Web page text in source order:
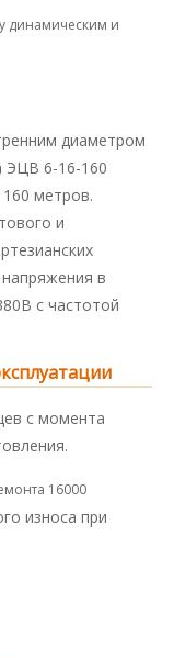
динамическим и
диаметром
ЭЦВ 6-16-160
метров.
и
в
с частотой
с момента
16000
износа при